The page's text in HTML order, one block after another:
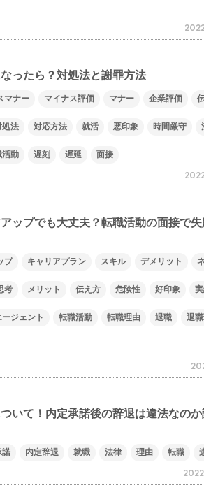
ったら？対処法と謝罪方法
マナー マイナス評価 マナー 企業評価
処法 対応方法 就活 悪印象 時間厳守
活動 遅刻 遅延 面接
ップでも大丈夫？転職活動の面接で
プ キャリアプラン スキル デメリット
考 メリット 伝え方 危険性 好印象
ジェント 転職活動 転職理由 退職 退
いて！内定承諾後の辞退は違法なの
諾 内定辞退 就職 法律 理由 転職